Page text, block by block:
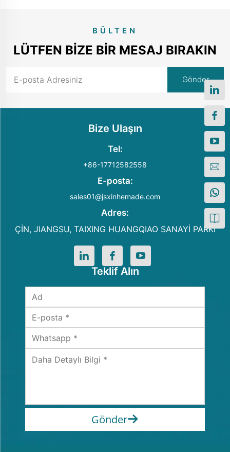
BÜLTEN
LÜTFEN BIZE BIR MESAJ BIRAKIN
Bize Ulaşın
Tel:
+86-17712582558
E-posta:
sales01@jsxinhemade.com
Adres:
ÇİN, JIANGSU, TAIXING HUANGQIAO SANAYİ PARKI
Teklif Alın
Gönder